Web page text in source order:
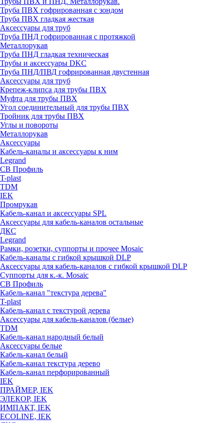
Труба ПВХ гофрированная с зондом
Труба ПВХ гладкая жесткая
Аксессуары для труб
Труба ПНД гофрированная с протяжкой
Металлорукав
Труба ПНД гладкая техническая
Трубы и аксессуары DKC
Труба ПНД/ПВД гофрированная двустенная
Аксессуары для труб
Крепеж-клипса для трубы ПВХ
Муфта для трубы ПВХ
Угол соединительный для трубы ПВХ
Тройник для трубы ПВХ
Углы и повороты
Металлорукав
Аксессуары
Кабель-каналы и аксессуары к ним
Legrand
СВ Профиль
T-plast
TDM
IEK
Промрукав
Кабель-канал и аксессуары SPL
Аксессуары для кабель-каналов остальные
ДКС
Legrand
Рамки, розетки, суппорты и прочее Mosaic
Кабель-каналы с гибкой крышкой DLP
Аксессуары для кабель-каналов с гибкой крышкой DLP
Суппорты для к.-к. Mosaic
СВ Профиль
Кабель-канал "текстура дерева"
T-plast
Кабель-канал с текстурой дерева
Аксессуары для кабель-каналов (белые)
TDM
Кабель-канал народный белый
Аксессуары белые
Кабель-канал белый
Кабель-канал текстура дерево
Кабель-канал перфорированный
IEK
ПРАЙМЕР, IEK
ЭЛЕКОР, IEK
ИМПАКТ, IEK
ECOLINE, IEK